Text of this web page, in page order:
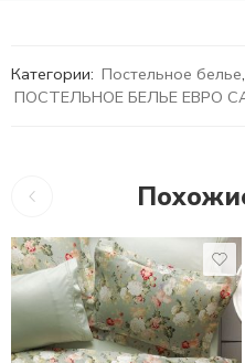
Категории: Постельное белье,
ПОСТЕЛЬНОЕ БЕЛЬЕ ЕВРО